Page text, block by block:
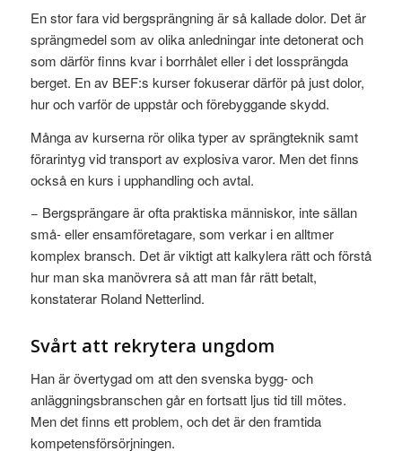
En stor fara vid bergsprängning är så kallade dolor. Det är
sprängmedel som av olika anledningar inte detonerat och
som därför finns kvar i borrhålet eller i det lossprängda
berget. En av BEF:s kurser fokuserar därför på just dolor,
hur och varför de uppstår och förebyggande skydd.
Många av kurserna rör olika typer av sprängteknik samt
förarintyg vid transport av explosiva varor. Men det finns
också en kurs i upphandling och avtal.
− Bergsprängare är ofta praktiska människor, inte sällan
små- eller ensamföretagare, som verkar i en alltmer
komplex bransch. Det är viktigt att kalkylera rätt och förstå
hur man ska manövrera så att man får rätt betalt,
konstaterar Roland Netterlind.
Svårt att rekrytera ungdom
Han är övertygad om att den svenska bygg- och
anläggningsbranschen går en fortsatt ljus tid till mötes.
Men det finns ett problem, och det är den framtida
kompetensförsörjningen.